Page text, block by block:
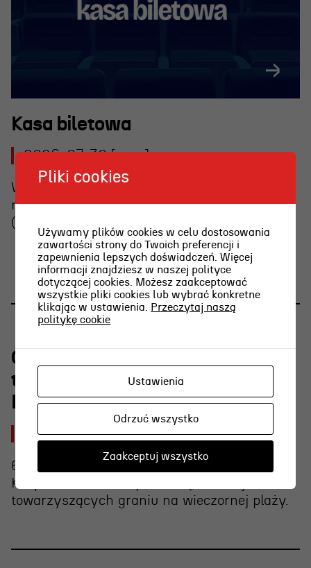
OSIECKA. ARCHIPELAGI
reż. Jacek Bała
Kasa biletowa
2026-07-30 [czw]
W piątek, 31 lipca, kasa w teatrze będzie
nieczynna – zapraszamy na Plener Literacki
(namiot nr 33) oraz Scenę Letnią.
O najpiękniejszej scenie
teatralnej w Polsce w RADIU
KASZËBË
[czw]
6 sierpnia o g. 15.00 Weronika Nawieśniak i
Krzysztof Berendt opowiedzą o emocjach
towarzyszących graniu na wieczornej plaży.
Pliki cookies
Używamy plików cookies w celu dostosowania
zawartości strony do Twoich preferencji i
zapewnienia lepszych doświadczeń. Więcej
informacji znajdziesz w naszej polityce
dotyczącej cookies. Możesz zaakceptować
wszystkie pliki cookies lub wybrać konkretne
klikając w ustawienia.
Przeczytaj naszą
politykę cookie
Ustawienia
Odrzuć wszystko
Zaakceptuj wszystko